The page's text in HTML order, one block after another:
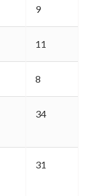
9
11
8
34
31